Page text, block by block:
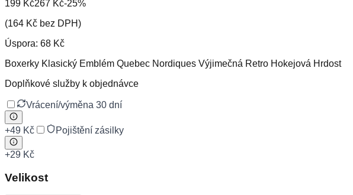
199 Kč267 Kč-25%
(164 Kč bez DPH)
Úspora: 68 Kč
Boxerky Klasický Emblém Quebec Nordiques Výjimečná Retro Hokejová Hrdost
Doplňkové služby k objednávce
Vrácení/výměna 30 dní
+49 Kč Pojištění zásilky
+29 Kč
Velikost